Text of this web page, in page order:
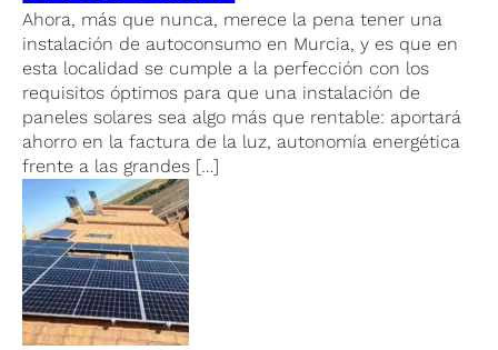
Ahora, más que nunca, merece la pena tener una
instalación de autoconsumo en Murcia, y es que en
esta localidad se cumple a la perfección con los
requisitos óptimos para que una instalación de
paneles solares sea algo más que rentable: aportará
ahorro en la factura de la luz, autonomía energética
frente a las grandes […]